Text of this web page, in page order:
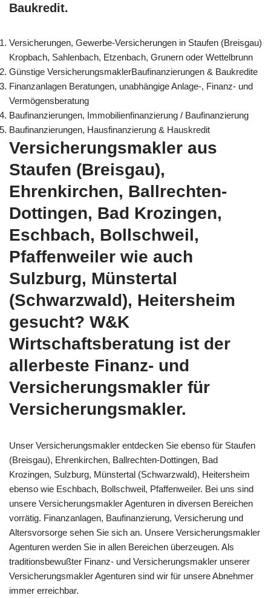
Baukredit.
Versicherungen, Gewerbe-Versicherungen in Staufen (Breisgau)
Kropbach, Sahlenbach, Etzenbach, Grunern oder Wettelbrunn
Günstige VersicherungsmaklerBaufinanzierungen & Baukredite
Finanzanlagen Beratungen, unabhängige Anlage-, Finanz- und
Vermögensberatung
Baufinanzierungen, Immobilienfinanzierung / Baufinanzierung
Baufinanzierungen, Hausfinanzierung & Hauskredit
Versicherungsmakler aus
Staufen (Breisgau),
Ehrenkirchen, Ballrechten-
Dottingen, Bad Krozingen,
Eschbach, Bollschweil,
Pfaffenweiler wie auch
Sulzburg, Münstertal
(Schwarzwald), Heitersheim
gesucht? W&K
Wirtschaftsberatung ist der
allerbeste Finanz- und
Versicherungsmakler für
Versicherungsmakler.
Unser Versicherungsmakler entdecken Sie ebenso für Staufen
(Breisgau), Ehrenkirchen, Ballrechten-Dottingen, Bad
Krozingen, Sulzburg, Münstertal (Schwarzwald), Heitersheim
ebenso wie Eschbach, Bollschweil, Pfaffenweiler. Bei uns sind
unsere Versicherungsmakler Agenturen in diversen Bereichen
vorrätig. Finanzanlagen, Baufinanzierung, Versicherung und
Altersvorsorge sehen Sie sich an. Unsere Versicherungsmakler
Agenturen werden Sie in allen Bereichen überzeugen. Als
traditionsbewußter Finanz- und Versicherungsmakler unserer
Versicherungsmakler Agenturen sind wir für unsere Abnehmer
immer erreichbar.